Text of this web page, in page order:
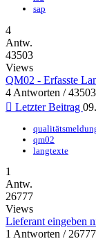
sap
4
Antw.
43503
Views
QM02 - Erfasste
4 Antworten /
Letzter Beitrag
qm02
langtexte
1
Antw.
26777
Views
Lieferant eingeben
1 Antworten /